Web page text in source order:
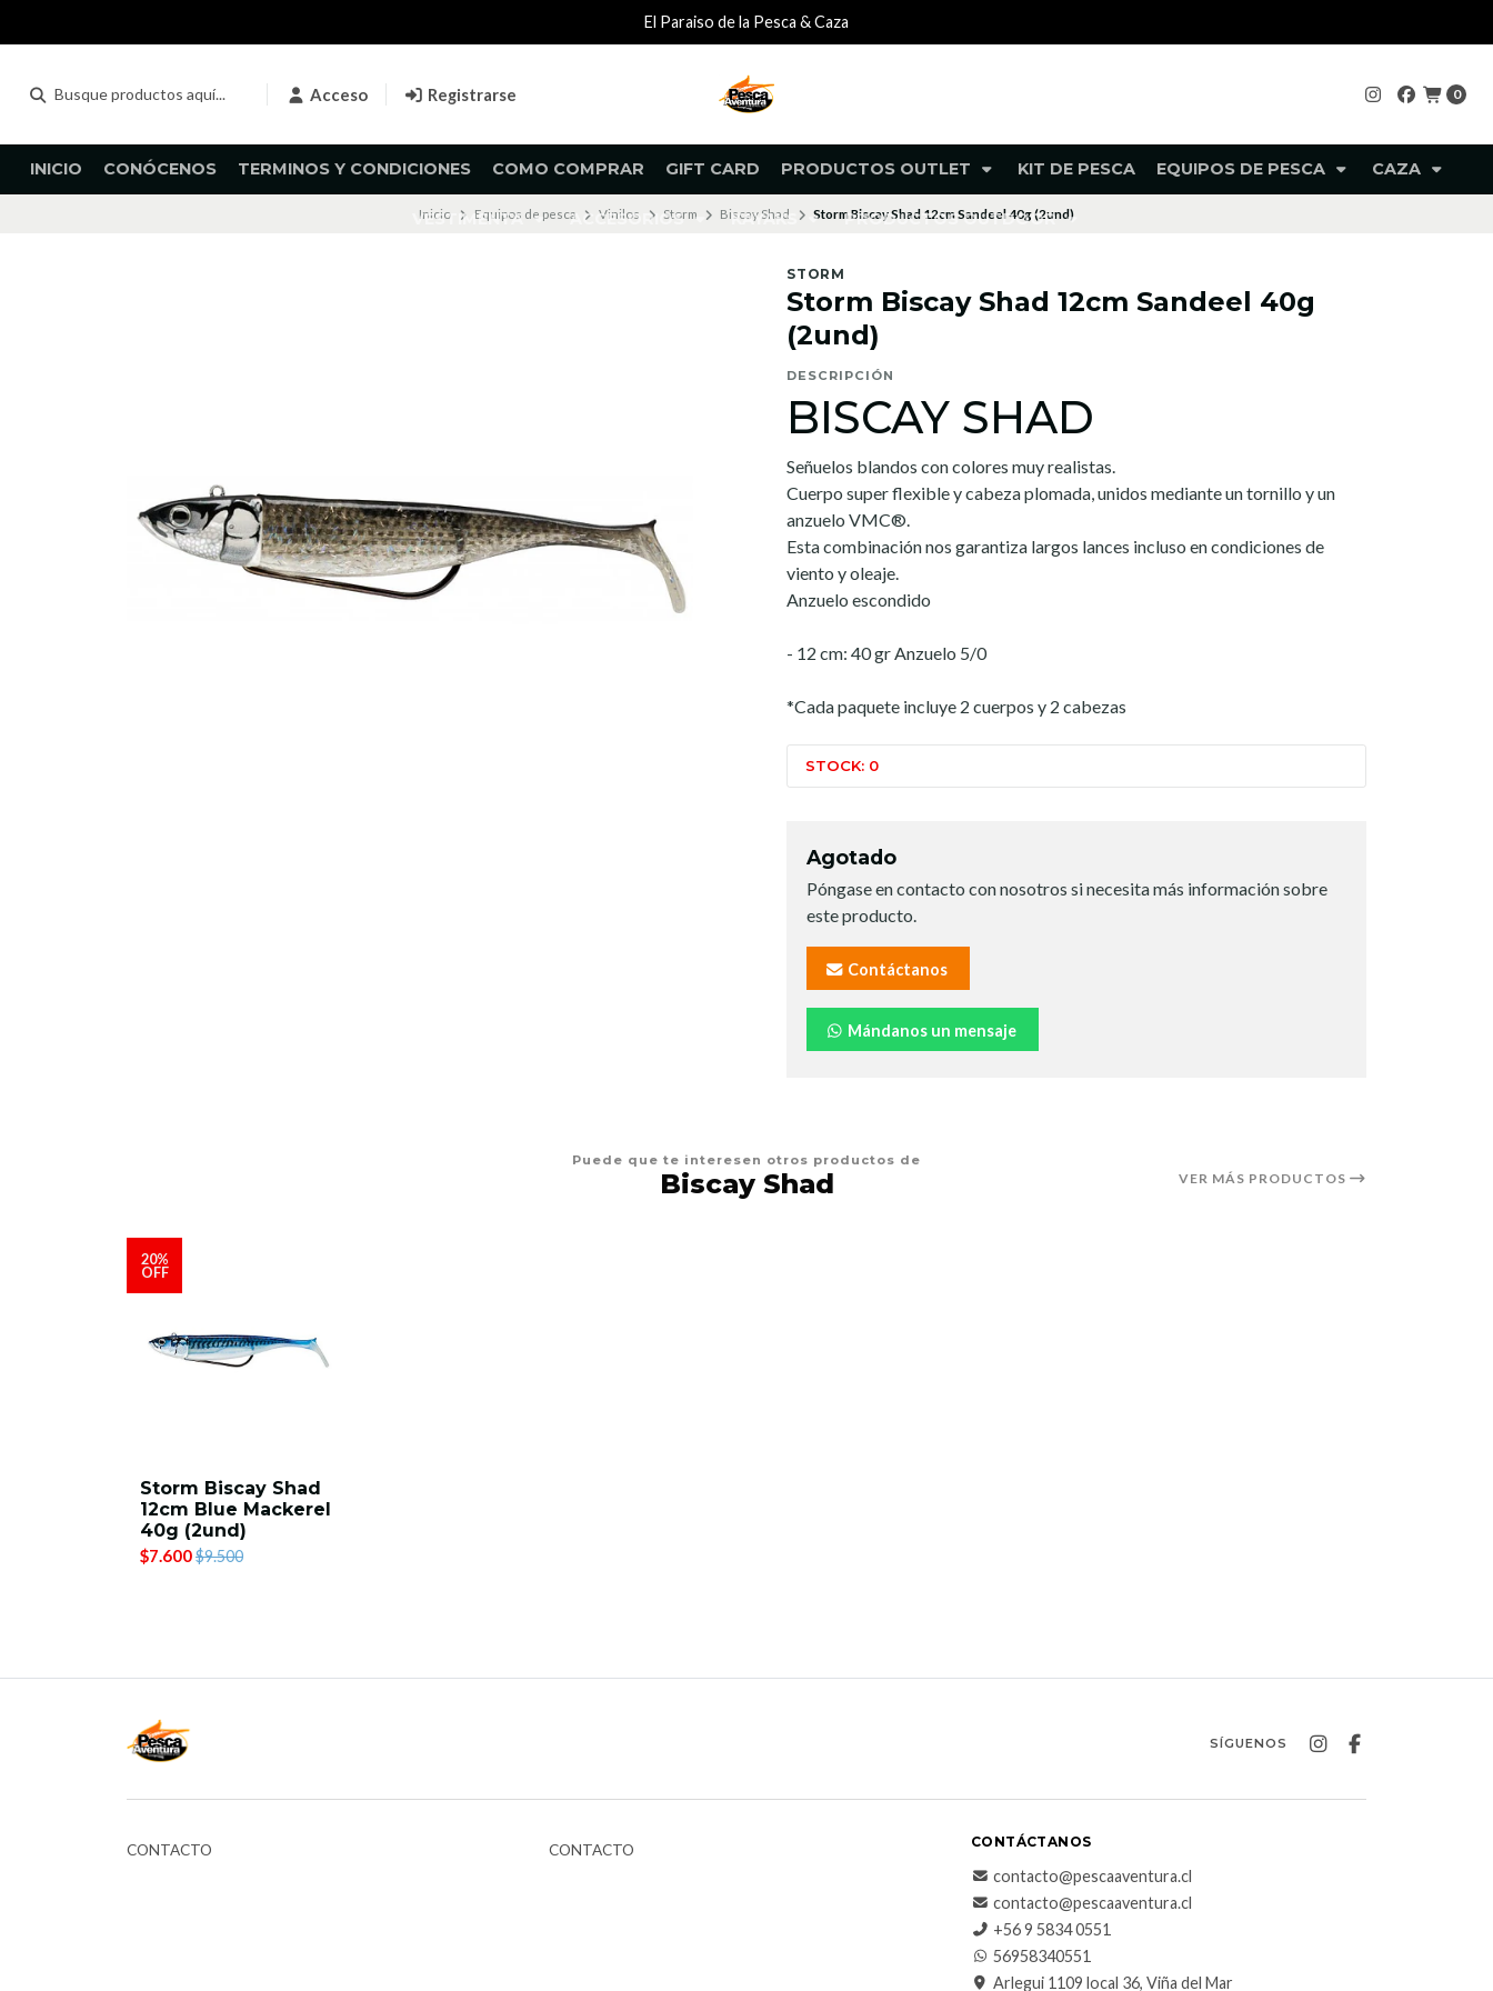
Acceso Registrarse 0
INICIO CONÓCENOS TERMINOS Y CONDICIONES COMO COMPRAR GIFT CARD PRODUCTOS OUTLET KIT DE PESCA EQUIPOS DE PESCA CAZA
VESTIMENTA ACCESORIOS KAYAKS PRODUCTOS OUTDOOR
El Paraiso de la Pesca & Caza
Inicio Equipos de pesca Vinilos Storm Biscay Shad Storm Biscay Shad 12cm Sandeel 40g (2und)
STORM
Storm Biscay Shad 12cm Sandeel 40g
(2und)
DESCRIPCIÓN
BISCAY SHAD
Señuelos blandos con colores muy realistas.
Cuerpo super flexible y cabeza plomada, unidos mediante un tornillo y un
anzuelo VMC®.
Esta combinación nos garantiza largos lances incluso en condiciones de
viento y oleaje.
Anzuelo escondido
- 12 cm: 40 gr Anzuelo 5/0
*Cada paquete incluye 2 cuerpos y 2 cabezas
STOCK: 0
Agotado
Póngase en contacto con nosotros si necesita más información sobre
este producto.
Contáctanos
Mándanos un mensaje
Puede que te interesen otros productos de
Biscay Shad VER MÁS PRODUCTOS
20%
OFF
Storm Biscay Shad
12cm Blue Mackerel
40g (2und)
$7.600$9.500
SÍGUENOS
CONTACTO CONTACTO CONTÁCTANOS
contacto@pescaaventura.cl
contacto@pescaaventura.cl
+56 9 5834 0551
56958340551
Arlegui 1109 local 36, Viña del Mar